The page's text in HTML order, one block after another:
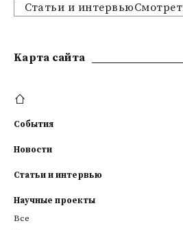
Kарта сайта
События
Новости
Статьи и интервью
Научные проекты
Все